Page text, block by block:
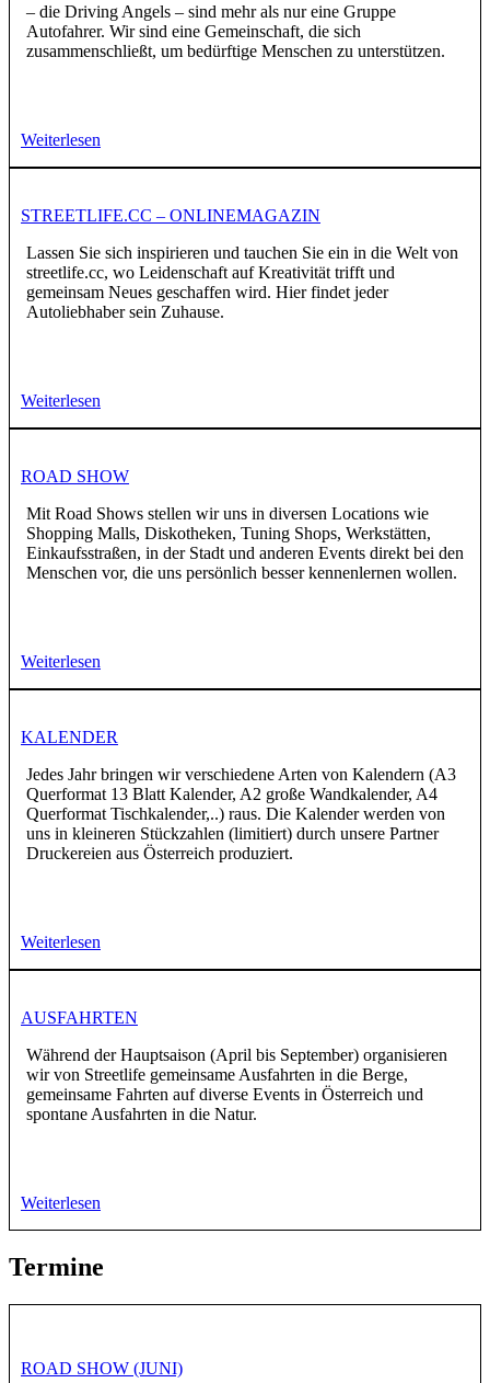
– die Driving Angels – sind mehr als nur eine Gruppe
Autofahrer. Wir sind eine Gemeinschaft, die sich
zusammenschließt, um bedürftige Menschen zu unterstützen.
Weiterlesen
STREETLIFE.CC – ONLINEMAGAZIN
Lassen Sie sich inspirieren und tauchen Sie ein in die Welt von
streetlife.cc, wo Leidenschaft auf Kreativität trifft und
gemeinsam Neues geschaffen wird. Hier findet jeder
Autoliebhaber sein Zuhause.
Weiterlesen
ROAD SHOW
Mit Road Shows stellen wir uns in diversen Locations wie
Shopping Malls, Diskotheken, Tuning Shops, Werkstätten,
Einkaufsstraßen, in der Stadt und anderen Events direkt bei den
Menschen vor, die uns persönlich besser kennenlernen wollen.
Weiterlesen
KALENDER
Jedes Jahr bringen wir verschiedene Arten von Kalendern (A3
Querformat 13 Blatt Kalender, A2 große Wandkalender, A4
Querformat Tischkalender,..) raus. Die Kalender werden von
uns in kleineren Stückzahlen (limitiert) durch unsere Partner
Druckereien aus Österreich produziert.
Weiterlesen
AUSFAHRTEN
Während der Hauptsaison (April bis September) organisieren
wir von Streetlife gemeinsame Ausfahrten in die Berge,
gemeinsame Fahrten auf diverse Events in Österreich und
spontane Ausfahrten in die Natur.
Weiterlesen
Termine
ROAD SHOW (JUNI)